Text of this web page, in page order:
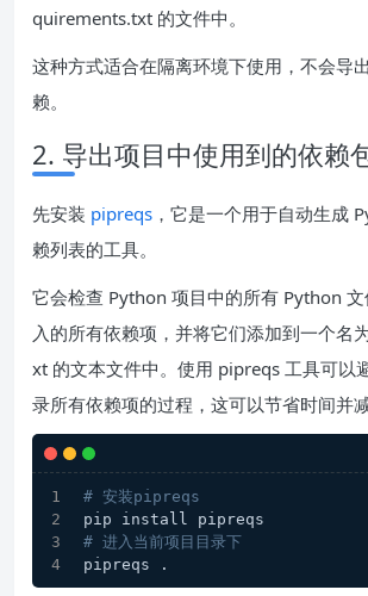
quirements.txt 的文件中。
这种方式适合在隔离环境下使用，不会导
赖。
2. 导出项目中使用到的依赖
先安装 pipreqs ，它是一个用于自动生成
赖列表的工具。
它会检查 Python 项目中的所有 Python
入的所有依赖项，并将它们添加到一个名
xt 的文本文件中。使用 pipreqs 工具可以
录所有依赖项的过程，这可以节省时间并减
# 安装pipreqs
pip install pipreqs
# 进入当前项目目录下
pipreqs .